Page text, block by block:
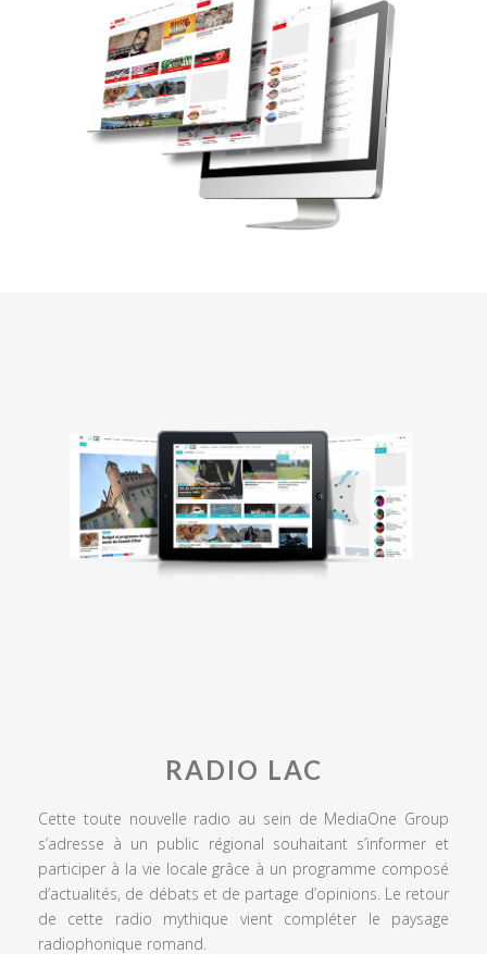
RADIO LAC
Cette toute nouvelle radio au sein de MediaOne Group
s’adresse à un public régional souhaitant s’informer et
participer à la vie locale grâce à un programme composé
d’actualités, de débats et de partage d’opinions. Le retour
de cette radio mythique vient compléter le paysage
radiophonique romand.